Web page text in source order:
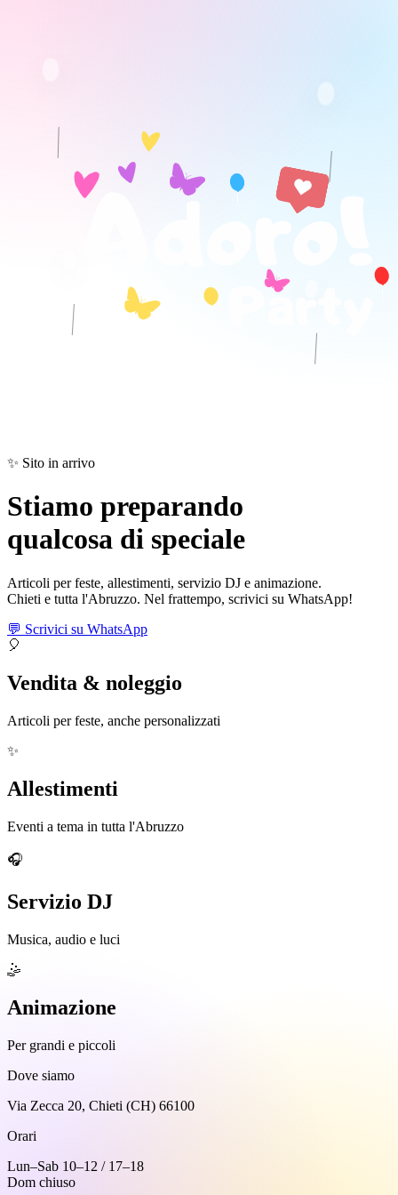
✨ Sito in arrivo
Stiamo preparando
qualcosa di speciale
Articoli per feste, allestimenti, servizio DJ e animazione.
Chieti e tutta l'Abruzzo. Nel frattempo, scrivici su WhatsApp!
💬 Scrivici su WhatsApp
🎈
Vendita & noleggio
Articoli per feste, anche personalizzati
✨
Allestimenti
Eventi a tema in tutta l'Abruzzo
🎧
Servizio DJ
Musica, audio e luci
🤹
Animazione
Per grandi e piccoli
Dove siamo
Via Zecca 20, Chieti (CH) 66100
Orari
Lun–Sab 10–12 / 17–18
Dom chiuso